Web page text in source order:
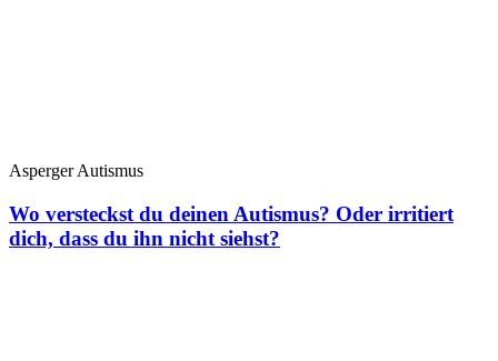
Asperger Autismus
Wo versteckst du deinen Autismus? Oder irritiert
dich, dass du ihn nicht siehst?